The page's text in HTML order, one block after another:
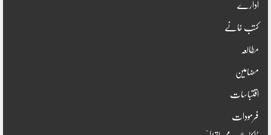
ادارے
کتب خانے
مطالعہ
مضامین
اقتباسات
فرمودات